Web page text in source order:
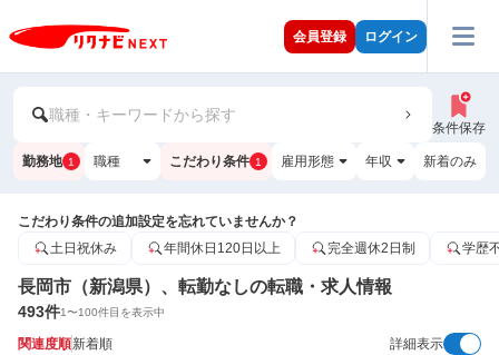
会員登録 ログイン
職種・キーワードから探す
条件保存
勤務地 1 職種 こだわり条件 1 雇用形態 年収 新着のみ
こだわり条件の追加設定を忘れていませんか？
土日祝休み
年間休日120日以上 完全週休2日制 学歴
長岡市（新潟県）、転勤なしの転職・求人情報
493件1〜100件目を表示中
関連度順新着順 詳細表示